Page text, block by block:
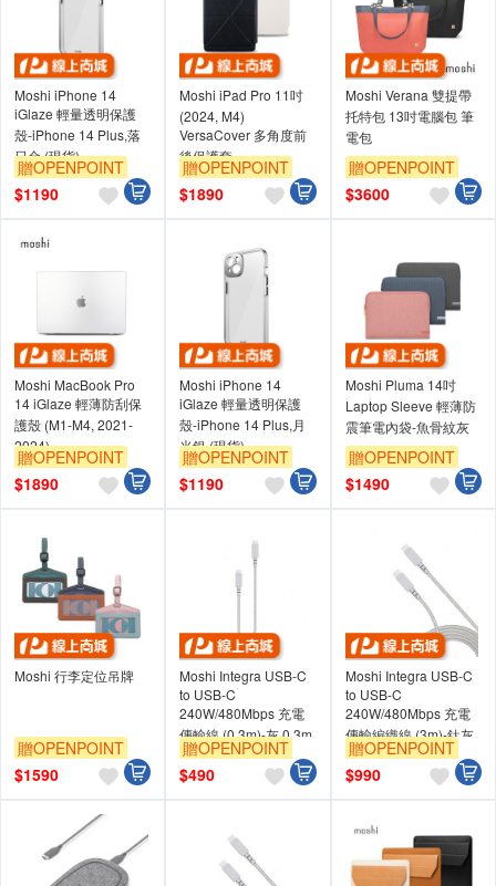
Moshi iPhone 14
iGlaze 輕量透明保護
殼-iPhone 14 Plus,落
日金 (現貨)
贈OPENPOINT
$1190
Moshi iPad Pro 11吋
(2024, M4)
VersaCover 多角度前
後保護套
贈OPENPOINT
$1890
Moshi Verana 雙提帶
托特包 13吋電腦包 筆
電包
贈OPENPOINT
$3600
Moshi MacBook Pro
14 iGlaze 輕薄防刮保
護殼 (M1-M4, 2021-
2024)
贈OPENPOINT
$1890
Moshi iPhone 14
iGlaze 輕量透明保護
殼-iPhone 14 Plus,月
光銀 (現貨)
贈OPENPOINT
$1190
Moshi Pluma 14吋
Laptop Sleeve 輕薄防
震筆電內袋-魚骨紋灰
贈OPENPOINT
$1490
Moshi 行李定位吊牌
贈OPENPOINT
$1590
Moshi Integra USB-C
to USB-C
240W/480Mbps 充電
傳輸線 (0.3m)-灰 0.3m
贈OPENPOINT
$490
Moshi Integra USB-C
to USB-C
240W/480Mbps 充電
傳輸編織線 (3m)-鈦灰
3m
贈OPENPOINT
$990